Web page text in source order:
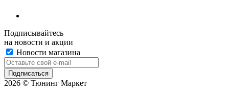
Подписывайтесь
на новости и акции
Новости магазина
2026 © Тюнинг Маркет